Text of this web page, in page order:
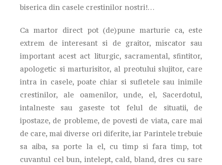
biserica din casele crestinilor nostri!…
Ca martor direct pot (de)pune marturie ca, este
extrem de interesant si de graitor, miscator sau
important acest act liturgic, sacramental, sfintitor,
apologetic si marturisitor, al preotului slujitor, care
intra in casele, poate chiar si sufletele sau inimile
crestinilor, ale oamenilor, unde, el, Sacerdotul,
intalneste sau gaseste tot felul de situatii, de
ipostaze, de probleme, de povesti de viata, care mai
de care, mai diverse ori diferite, iar Parintele trebuie
sa aiba, sa porte la el, cu timp si fara timp, tot
cuvantul cel bun, intelept, cald, bland, dres cu sare